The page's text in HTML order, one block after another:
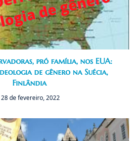
pró família, nos EUA:
de gênero na Suécia,
Finlândia
28 de fevereiro, 2022